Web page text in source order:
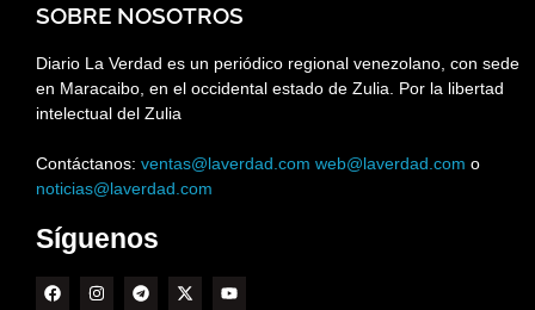
SOBRE NOSOTROS
Diario La Verdad es un periódico regional venezolano, con sede
en Maracaibo, en el occidental estado de Zulia. Por la libertad
intelectual del Zulia
Contáctanos: ventas@laverdad.com web@laverdad.com o
noticias@laverdad.com
Síguenos